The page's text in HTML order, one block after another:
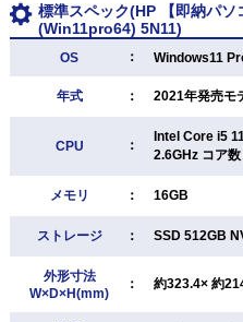
標準スペック(HP 【即納パ
(Win11pro64) 5N11)
OS ： Windows11
年式 ： 2021年発売モ
CPU ：
Intel Core i5
2.6GHz コア
メモリ ： 16GB
ストレージ ： SSD 512GB
外形寸法
W×D×H(mm)
： 約323.4× 約